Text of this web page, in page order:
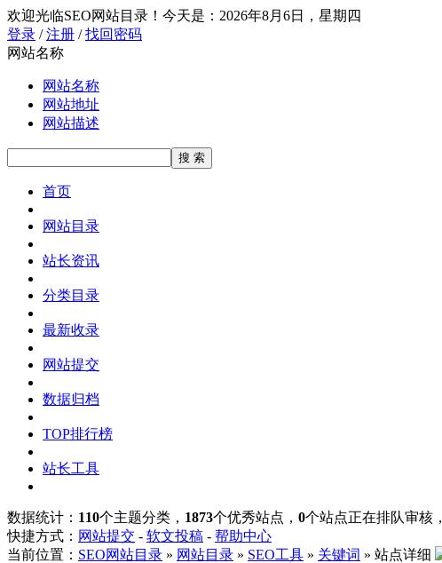
欢迎光临SEO网站目录！ 今天是：2026年8月6日，星期四
登录 /注册 /找回密码
网站名称
网站名称
网站地址
网站描述
首页
网站目录
站长资讯
分类目录
最新收录
网站提交
数据归档
TOP排行榜
站长工具
数据统计： 110个主题分类， 1873个优秀站点， 0个站点正在排队审核，
快捷方式： 网站提交 - 软文投稿 - 帮助中心
当前位置： SEO网站目录 » 网站目录 » SEO工具 » 关键词 » 站点详细